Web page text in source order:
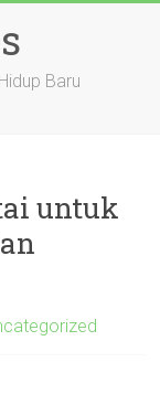
Baru
untuk